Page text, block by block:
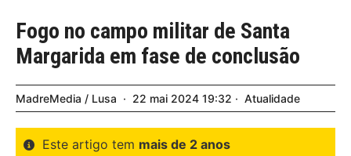
Fogo no campo militar de Santa
Margarida em fase de conclusão
MadreMedia / Lusa 22 mai 2024 19:32 Atualidade
Este artigo tem mais de 2 anos